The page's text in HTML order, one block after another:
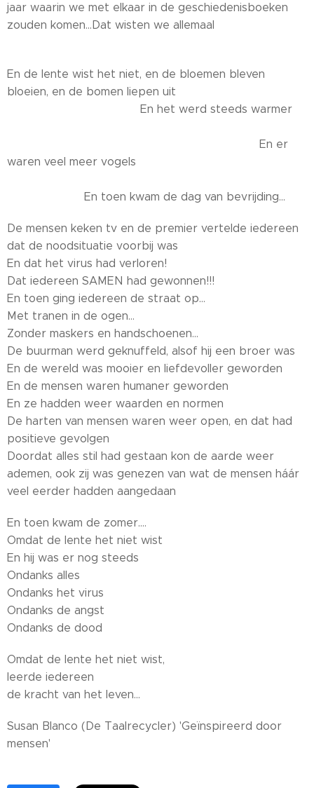
jaar waarin we met elkaar in de geschiedenisboeken
zouden komen...Dat wisten we allemaal
En de lente wist het niet, en de bloemen bleven
bloeien, en de bomen liepen uit
En het werd steeds warmer
En er
waren veel meer vogels
En toen kwam de dag van bevrijding...
De mensen keken tv en de premier vertelde iedereen
dat de noodsituatie voorbij was
En dat het virus had verloren!
Dat iedereen SAMEN had gewonnen!!!
En toen ging iedereen de straat op...
Met tranen in de ogen...
Zonder maskers en handschoenen...
De buurman werd geknuffeld, alsof hij een broer was
En de wereld was mooier en liefdevoller geworden
En de mensen waren humaner geworden
En ze hadden weer waarden en normen
De harten van mensen waren weer open, en dat had
positieve gevolgen
Doordat alles stil had gestaan kon de aarde weer
ademen, ook zij was genezen van wat de mensen háár
veel eerder hadden aangedaan
En toen kwam de zomer....
Omdat de lente het niet wist
En hij was er nog steeds
Ondanks alles
Ondanks het virus
Ondanks de angst
Ondanks de dood
Omdat de lente het niet wist,
leerde iedereen
de kracht van het leven...
Susan Blanco (De Taalrecycler) 'Geïnspireerd door
mensen'